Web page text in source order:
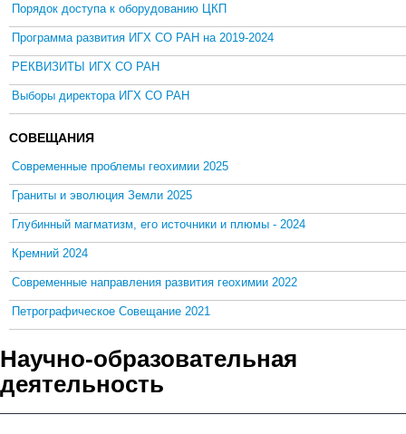
Порядок доступа к оборудованию ЦКП
Программа развития ИГХ СО РАН на 2019-2024
РЕКВИЗИТЫ ИГХ СО РАН
Выборы директора ИГХ СО РАН
СОВЕЩАНИЯ
Современные проблемы геохимии 2025
Граниты и эволюция Земли 2025
Глубинный магматизм, его источники и плюмы - 2024
Кремний 2024
Современные направления развития геохимии 2022
Петрографическое Совещание 2021
Научно-образовательная
деятельность